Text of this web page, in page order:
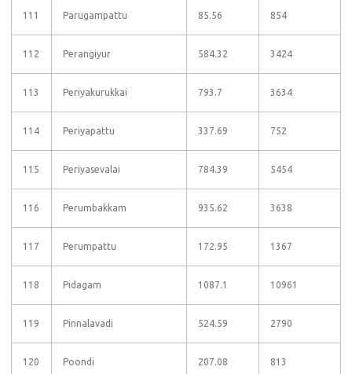
111 Parugampattu 85.56 854
112 Perangiyur 584.32 3424
113 Periyakurukkai 793.7 3634
114 Periyapattu 337.69 752
115 Periyasevalai 784.39 5454
116 Perumbakkam 935.62 3638
117 Perumpattu 172.95 1367
118 Pidagam 1087.1 10961
119 Pinnalavadi 524.59 2790
120 Poondi 207.08 813